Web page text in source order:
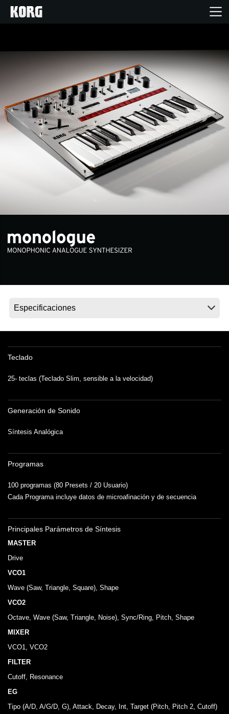
Productos
Características
Eventos
Noticias
Acerca de KORG
Teclado
25- teclas (Teclado Slim, sensible a la velocidad)
Generación de Sonido
Síntesis Analógica
Programas
100 programas (80 Presets / 20 Usuario)
Cada Programa incluye datos de microafinación y de secuencia
Principales Parámetros de Síntesis
MASTER
Drive
VCO1
Wave (Saw, Triangle, Square), Shape
VCO2
Octave, Wave (Saw, Triangle, Noise), Sync/Ring, Pitch, Shape
MIXER
VCO1, VCO2
FILTER
Cutoff, Resonance
EG
Tipo (A/D, A/G/D, G), Attack, Decay, Int, Target (Pitch, Pitch 2, Cutoff)